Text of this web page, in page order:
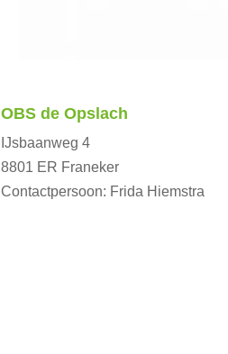
OBS de Opslach
IJsbaanweg 4
8801 ER Franeker
Contactpersoon: Frida Hiemstra